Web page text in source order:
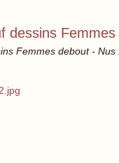
dessins
Femmes debout -